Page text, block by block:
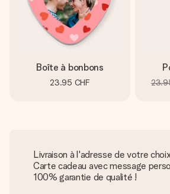
Boîte à bonbons
23.95 CHF
Livraison à l'adresse de votre
Carte cadeau avec message
100% garantie de qualité !